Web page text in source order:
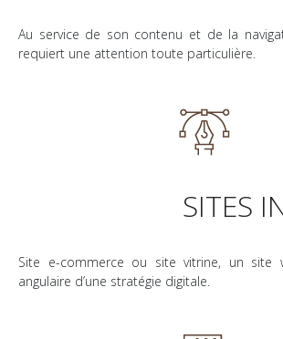
Au service de son contenu et de la
requiert une attention toute particulière.
SITES
Site e-commerce ou site vitrine, un site
angulaire d’une stratégie digitale.